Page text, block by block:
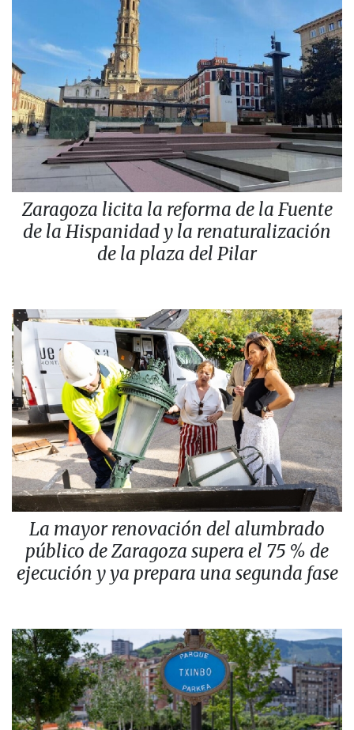
Zaragoza licita la reforma de la Fuente
de la Hispanidad y la renaturalización
de la plaza del Pilar
La mayor renovación del alumbrado
público de Zaragoza supera el 75 % de
ejecución y ya prepara una segunda fase